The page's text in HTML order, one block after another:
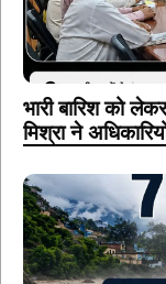
भारी बारिश को
मिश्रा ने